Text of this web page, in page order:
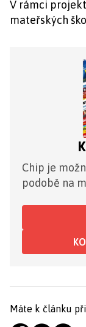
V rámci
mateřských
Chip je
podobě na
Máte k článku